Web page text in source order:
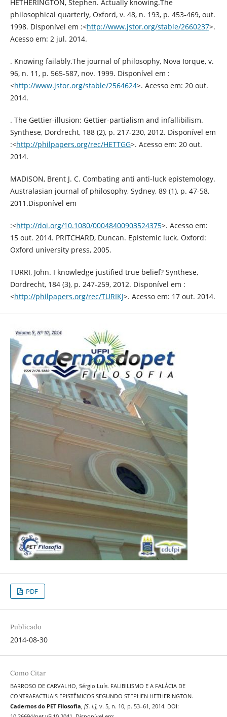
HETHERINGTON, Stephen. Actually knowing.The
philosophical quarterly, Oxford, v. 48, n. 193, p. 453-469, out.
1998. Disponível em :<http://www.jstor.org/stable/2660237>.
Acesso em: 2 jul. 2014.
. Knowing failably.The journal of philosophy, Nova Iorque, v.
96, n. 11, p. 565-587, nov. 1999. Disponível em :
<http://www.jstor.org/stable/2564624>. Acesso em: 20 out.
2014.
. The Gettier-illusion: Gettier-partialism and infallibilism.
Synthese, Dordrecht, 188 (2), p. 217-230, 2012. Disponível em
:<http://philpapers.org/rec/HETTGG>. Acesso em: 20 out.
2014.
MADISON, Brent J. C. Combating anti anti-luck epistemology.
Australasian journal of philosophy, Sydney, 89 (1), p. 47-58,
2011.Disponível em
:<http://doi.org/10.1080/00048400903524375>. Acesso em:
15 out. 2014. PRITCHARD, Duncan. Epistemic luck. Oxford:
Oxford university press, 2005.
TURRI, John. I knowledge justified true belief? Synthese,
Dordrecht, 184 (3), p. 247-259, 2012. Disponível em :
<http://philpapers.org/rec/TURIKJ>. Acesso em: 17 out. 2014.
PDF
Publicado
2014-08-30
Como Citar
BARROSO DE CARVALHO, Sérgio Luís. FALIBILISMO E A FALÁCIA DE
CONTRAFACTUAIS EPISTÊMICOS SEGUNDO STEPHEN HETHERINGTON.
Cadernos do PET Filosofia, [S. l.], v. 5, n. 10, p. 53–61, 2014. DOI: